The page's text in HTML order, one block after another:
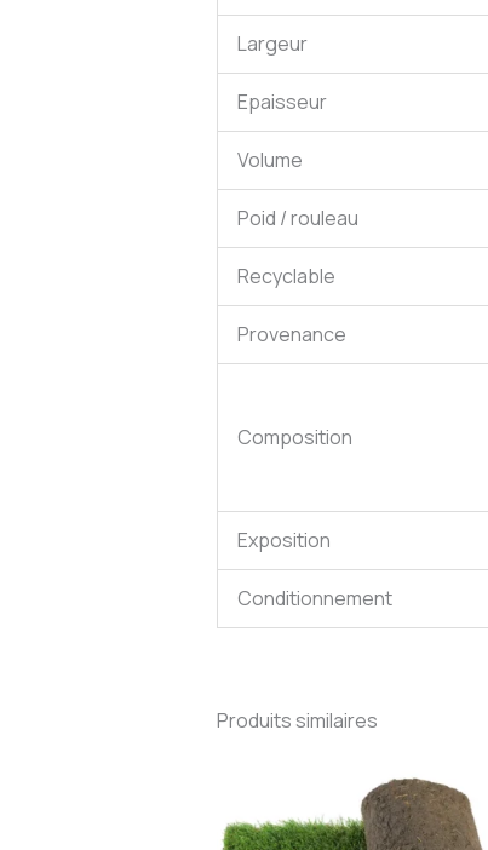
Largeur
Epaisseur
Volume
Poid / rouleau
Recyclable
Provenance
Composition
Exposition
Conditionnement
Produits similaires